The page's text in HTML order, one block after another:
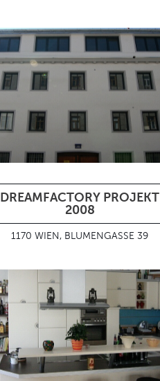
DREAMFACTORY PROJEKT
2008
1170 WIEN, BLUMENGASSE 39